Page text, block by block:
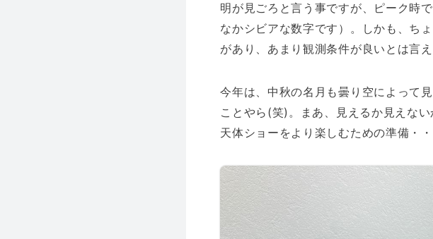
明が見ごろと言う事ですが、ピーク時
なかシビアな数字です）。しかも、ち
があり、あまり観測条件が良いとは言え
今年は、中秋の名月も曇り空によって
ことやら(笑)。まあ、見えるか見えな
天体ショーをより楽しむための準備・